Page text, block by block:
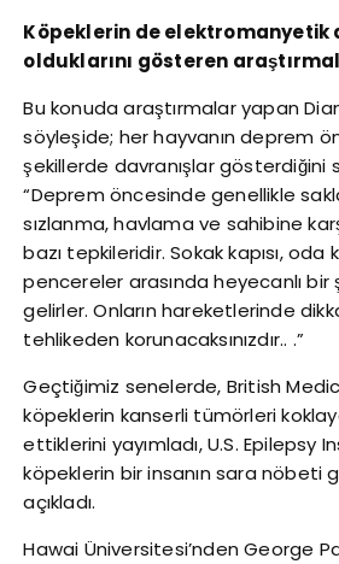
Köpeklerin de elektromanyetik
olduklarını gösteren
Bu konuda araştırmalar yapan
söyleşide; her hayvanın deprem
şekillerde davranışlar gösterdiğini
“Deprem öncesinde genellikle
sızlanma, havlama ve sahibine
bazı tepkileridir. Sokak kapısı, oda
pencereler arasında heyecanlı bir
gelirler. Onların hareketlerinde
tehlikeden korunacaksınızdır.. .”
Geçtiğimiz senelerde, British
köpeklerin kanserli tümörleri
ettiklerini yayımladı, U.S. Epilepsy
köpeklerin bir insanın sara nöbeti
açıkladı.
Hawai Üniversitesi’nden George